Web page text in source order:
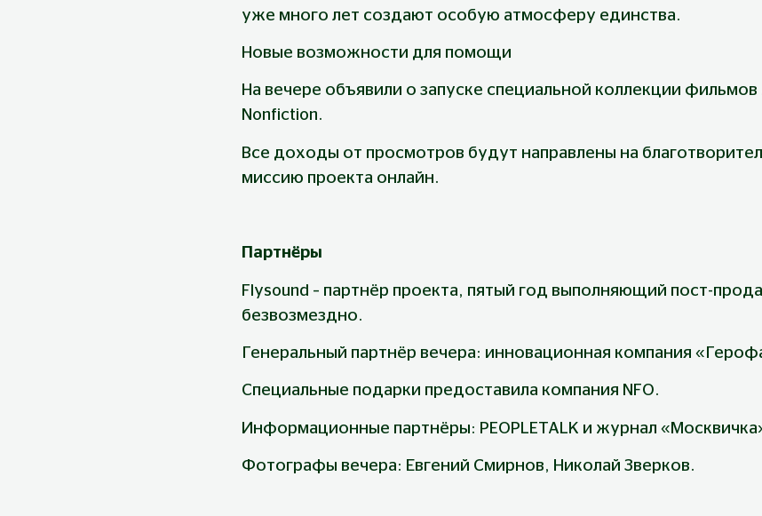
уже много лет создают особую атмосферу единства.
Новые возможности для помощи
На вечере объявили о запуске специальной коллекции
Nonfiction.
Все доходы от просмотров будут направлены на
миссию проекта онлайн.
Партнёры
Flysound – партнёр проекта, пятый год выполняющий пост-
безвозмездно.
Генеральный партнёр вечера: инновационная компания
Специальные подарки предоставила компания NFO.
Информационные партнёры: PEOPLETALK и журнал
Фотографы вечера: Евгений Смирнов, Николай Зверков.